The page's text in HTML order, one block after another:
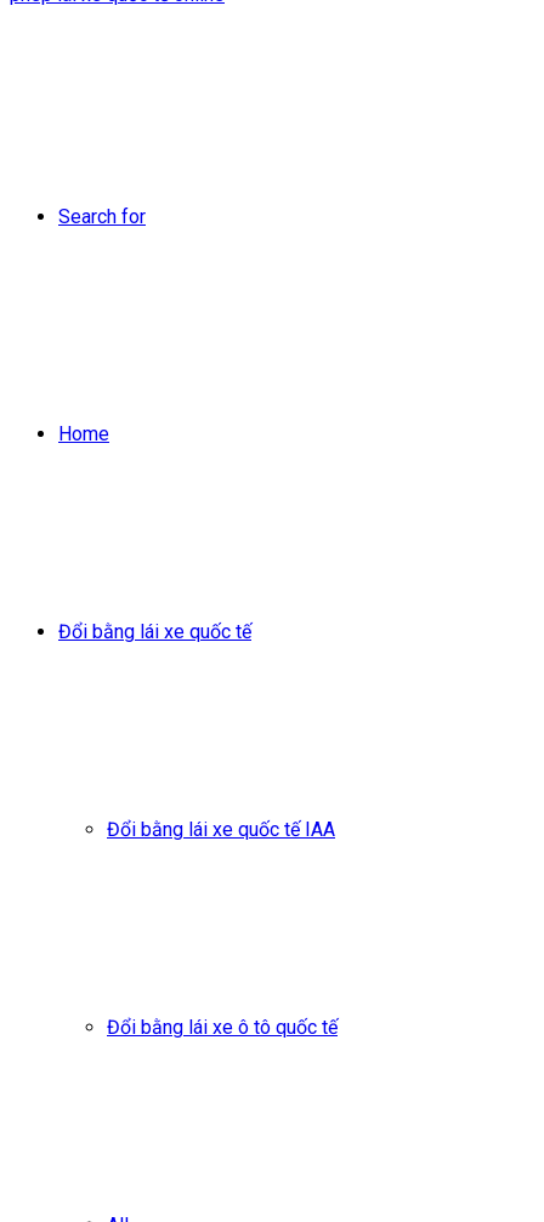
Search for
Home
Đổi bằng lái xe quốc tế
Đổi bằng lái xe quốc tế IAA
Đổi bằng lái xe ô tô quốc tế